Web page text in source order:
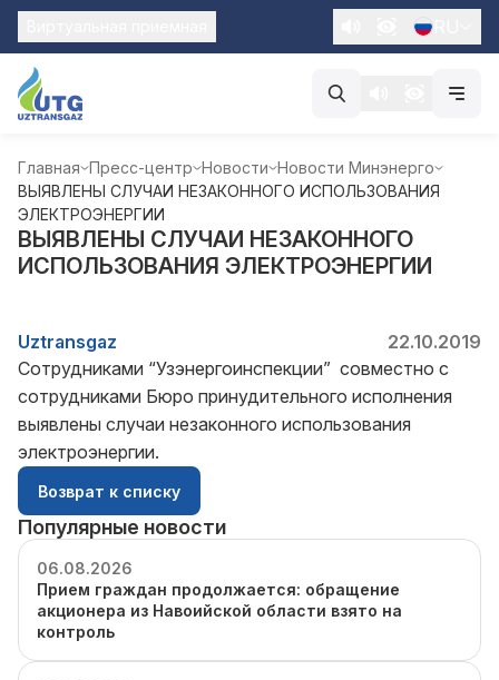
Главная Пресс-центр Новости Новости Минэнерго
ВЫЯВЛЕНЫ СЛУЧАИ НЕЗАКОННОГО ИСПОЛЬЗОВАНИЯ
ЭЛЕКТРОЭНЕРГИИ
ВЫЯВЛЕНЫ СЛУЧАИ НЕЗАКОННОГО
ИСПОЛЬЗОВАНИЯ ЭЛЕКТРОЭНЕРГИИ
Uztransgaz
22.10.2019
Сотрудниками “Узэнергоинспекции” совместно с
сотрудниками Бюро принудительного исполнения
выявлены случаи незаконного использования
электроэнергии.
Возврат к списку
Популярные новости
06.08.2026
Прием граждан продолжается: обращение
акционера из Навоийской области взято на
контроль